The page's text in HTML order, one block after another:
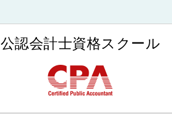
公認会計士資格スクール